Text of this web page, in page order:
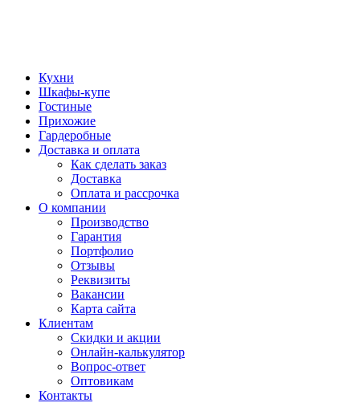
Кухни
Шкафы-купе
Гостиные
Прихожие
Гардеробные
Доставка и оплата
Как сделать заказ
Доставка
Оплата и рассрочка
О компании
Производство
Гарантия
Портфолио
Отзывы
Реквизиты
Вакансии
Карта сайта
Клиентам
Скидки и акции
Онлайн-калькулятор
Вопрос-ответ
Оптовикам
Контакты